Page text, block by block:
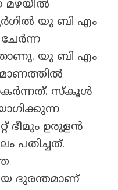
മഴയിൽ
യു ബി എം
താണു. യു ബി എം
സ്കൂൾ
ഭീമും ഉരുളൻ
പതിച്ചത്.
ദുരന്തമാണ്